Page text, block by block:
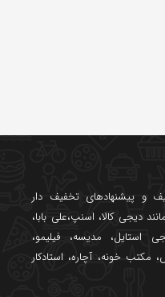
و پیشنهادهای تخفیف دار
دیجی کالا، اسنپ،علی بابا،
استایل، مدیسه، فیلیمو،
، مکتب خونه،آچاره، استادکار